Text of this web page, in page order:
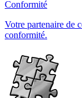
Conformité
Votre partenaire de
conformité.